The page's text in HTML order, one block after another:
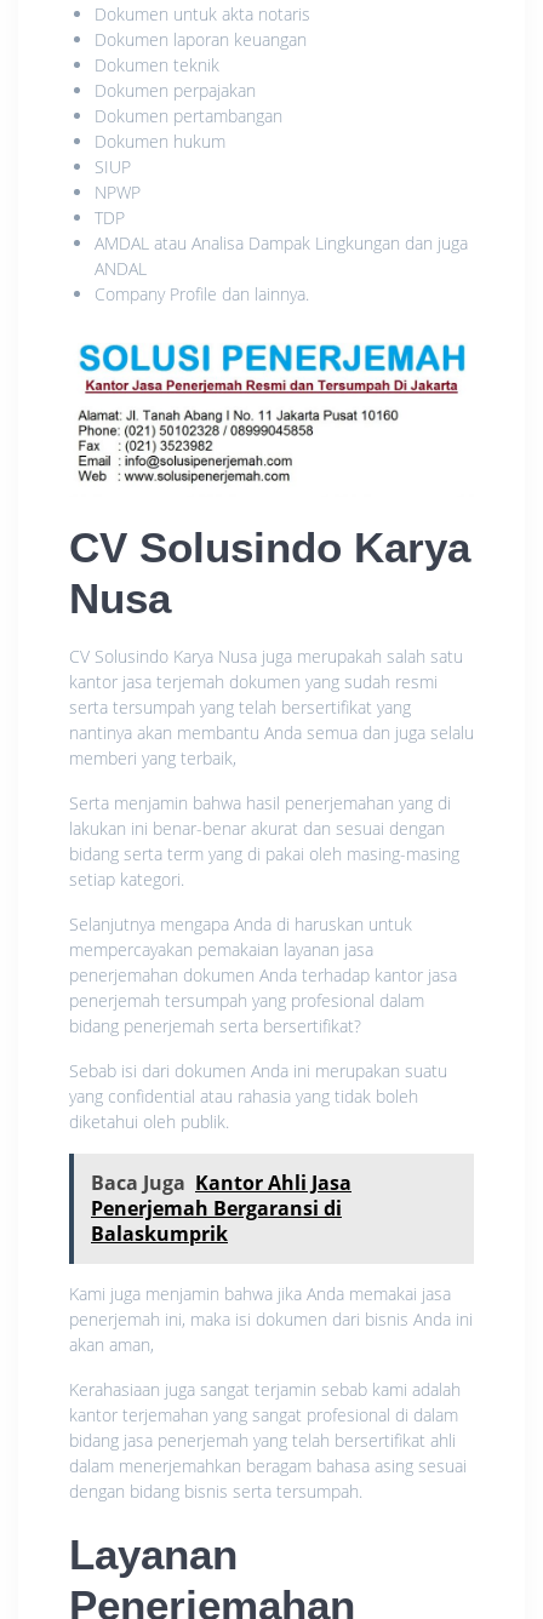
Dokumen untuk akta notaris
Dokumen laporan keuangan
Dokumen teknik
Dokumen perpajakan
Dokumen pertambangan
Dokumen hukum
SIUP
NPWP
TDP
AMDAL atau Analisa Dampak Lingkungan dan juga
ANDAL
Company Profile dan lainnya.
CV Solusindo Karya
Nusa
CV Solusindo Karya Nusa juga merupakah salah satu
kantor jasa terjemah dokumen yang sudah resmi
serta tersumpah yang telah bersertifikat yang
nantinya akan membantu Anda semua dan juga selalu
memberi yang terbaik,
Serta menjamin bahwa hasil penerjemahan yang di
lakukan ini benar-benar akurat dan sesuai dengan
bidang serta term yang di pakai oleh masing-masing
setiap kategori.
Selanjutnya mengapa Anda di haruskan untuk
mempercayakan pemakaian layanan jasa
penerjemahan dokumen Anda terhadap kantor jasa
penerjemah tersumpah yang profesional dalam
bidang penerjemah serta bersertifikat?
Sebab isi dari dokumen Anda ini merupakan suatu
yang confidential atau rahasia yang tidak boleh
diketahui oleh publik.
Baca Juga Kantor Ahli Jasa
Penerjemah Bergaransi di
Balaskumprik
Kami juga menjamin bahwa jika Anda memakai jasa
penerjemah ini, maka isi dokumen dari bisnis Anda ini
akan aman,
Kerahasiaan juga sangat terjamin sebab kami adalah
kantor terjemahan yang sangat profesional di dalam
bidang jasa penerjemah yang telah bersertifikat ahli
dalam menerjemahkan beragam bahasa asing sesuai
dengan bidang bisnis serta tersumpah.
Layanan
Penerjemahan